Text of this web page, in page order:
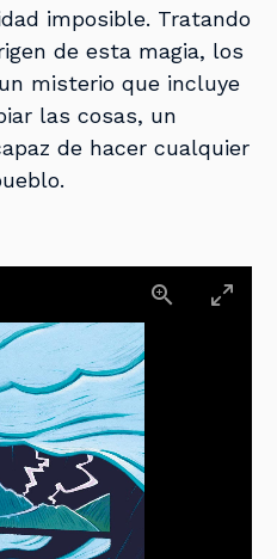
imposible. Tratando
de esta magia, los
misterio que incluye
las cosas, un
de hacer cualquier